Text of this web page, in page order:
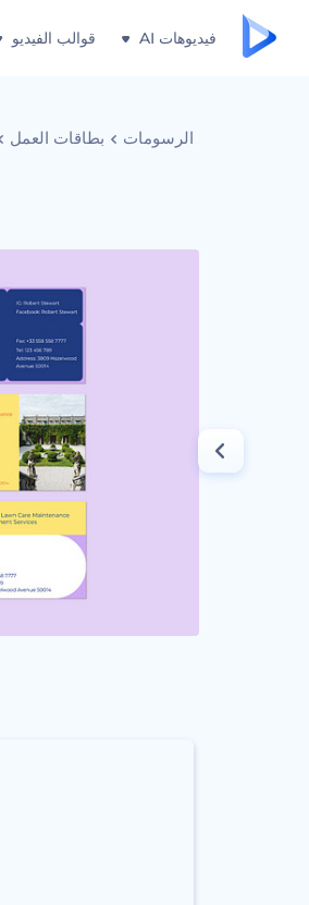
فيديوهات AI قوالب الفيديو
الرسومات بطاقات العمل